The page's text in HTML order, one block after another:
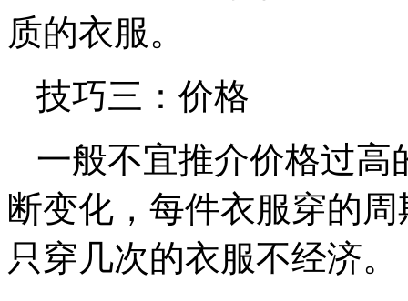
质的衣服。
技巧三：价格
一般不宜推介价格过高
断变化，每件衣服穿的
只穿几次的衣服不经济。